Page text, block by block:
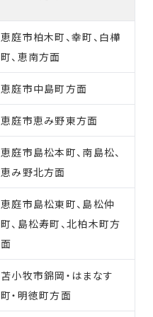
恵庭市柏木町、幸町、白樺
町、恵南方面
恵庭市中島町方面
恵庭市恵み野東方面
恵庭市島松本町、南島松、
恵み野北方面
恵庭市島松東町、島松仲
町、島松寿町、北柏木町方
面
苫小牧市錦岡・はまなす
町・明徳町方面